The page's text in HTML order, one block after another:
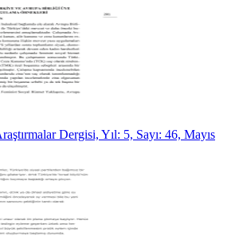
Dergisi, Yıl: 5, Sayı: 46, Mayıs